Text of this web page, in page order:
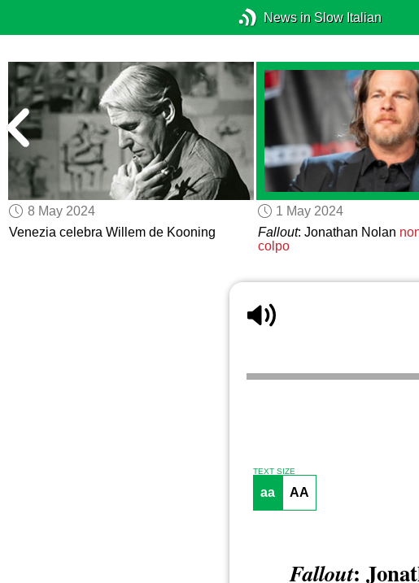
News in Slow Italian
8 May 2024
Venezia celebra Willem de Kooning
1 May 2024
Fallout: Jonathan Nolan
colpo
TEXT SIZE
aa AA
Fallout: